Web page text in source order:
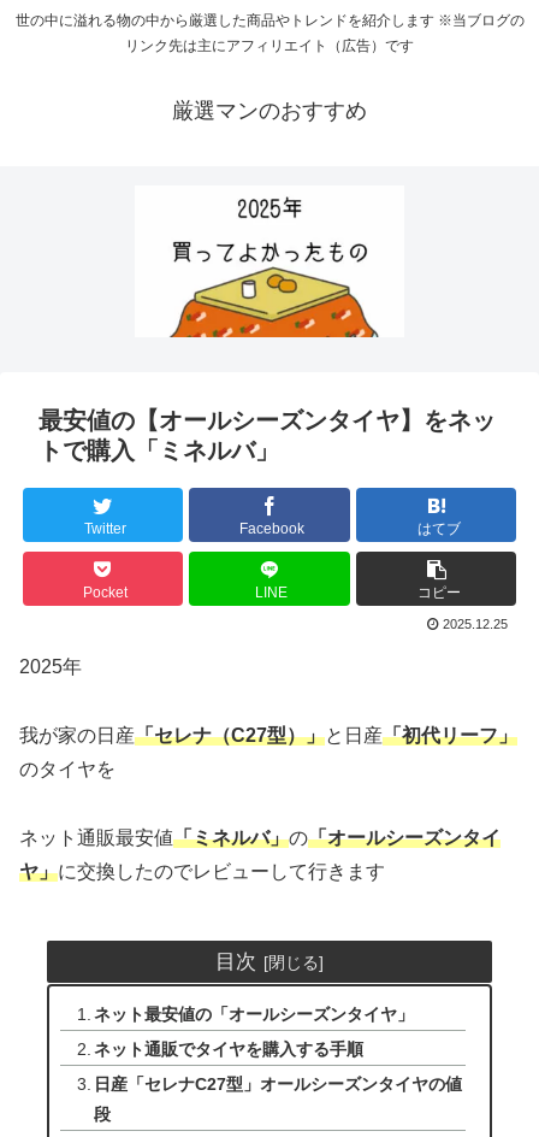
世の中に溢れる物の中から厳選した商品やトレンドを紹介します ※当ブログの
リンク先は主にアフィリエイト（広告）です
厳選マンのおすすめ
最安値の【オールシーズンタイヤ】をネッ
トで購入「ミネルバ」
Twitter Facebook はてブ
Pocket LINE コピー
2025.12.25
2025年
我が家の日産「セレナ（C27型）」と日産「初代リーフ」
のタイヤを
ネット通販最安値「ミネルバ」の「オールシーズンタイ
ヤ」に交換したのでレビューして行きます
目次
ネット最安値の「オールシーズンタイヤ」
ネット通販でタイヤを購入する手順
日産「セレナC27型」オールシーズンタイヤの値
段